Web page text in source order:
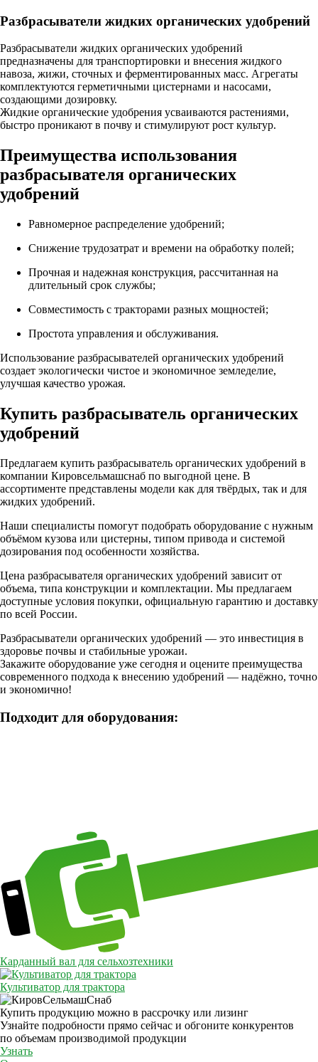
Разбрасыватели жидких органических удобрений
Разбрасыватели жидких органических удобрений
предназначены для транспортировки и внесения жидкого
навоза, жижи, сточных и ферментированных масс. Агрегаты
комплектуются герметичными цистернами и насосами,
создающими дозировку.
Жидкие органические удобрения усваиваются растениями,
быстро проникают в почву и стимулируют рост культур.
Преимущества использования
разбрасывателя органических
удобрений
Равномерное распределение удобрений;
Снижение трудозатрат и времени на обработку полей;
Прочная и надежная конструкция, рассчитанная на
длительный срок службы;
Совместимость с тракторами разных мощностей;
Простота управления и обслуживания.
Использование разбрасывателей органических удобрений
создает экологически чистое и экономичное земледелие,
улучшая качество урожая.
Купить разбрасыватель органических
удобрений
Предлагаем купить разбрасыватель органических удобрений в
компании Кировсельмашснаб по выгодной цене. В
ассортименте представлены модели как для твёрдых, так и для
жидких удобрений.
Наши специалисты помогут подобрать оборудование с нужным
объёмом кузова или цистерны, типом привода и системой
дозирования под особенности хозяйства.
Цена разбрасывателя органических удобрений зависит от
объема, типа конструкции и комплектации. Мы предлагаем
доступные условия покупки, официальную гарантию и доставку
по всей России.
Разбрасыватели органических удобрений — это инвестиция в
здоровье почвы и стабильные урожаи.
Закажите оборудование уже сегодня и оцените преимущества
современного подхода к внесению удобрений — надёжно, точно
и экономично!
Подходит для оборудования:
Карданный вал для сельхозтехники
Культиватор для трактора
Купить продукцию можно в рассрочку или лизинг
Узнайте подробности прямо сейчас и обгоните конкурентов
по объемам производимой продукции
Узнать